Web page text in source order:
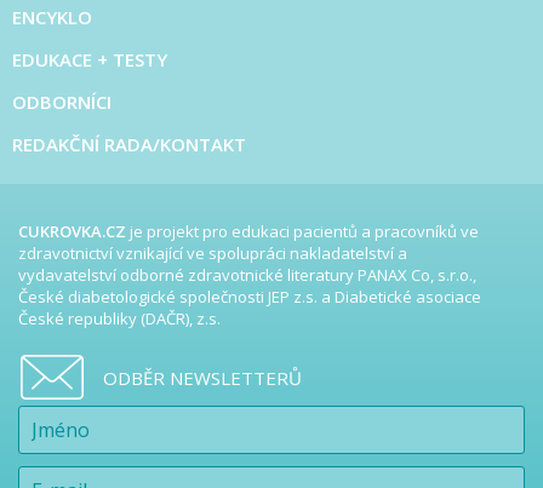
ENCYKLO
EDUKACE + TESTY
ODBORNÍCI
REDAKČNÍ RADA/KONTAKT
CUKROVKA.CZ je projekt pro edukaci pacientů a pracovníků ve
zdravotnictví vznikající ve spolupráci nakladatelství a
vydavatelství odborné zdravotnické literatury PANAX Co, s.r.o.,
České diabetologické společnosti JEP z.s. a Diabetické asociace
České republiky (DAČR), z.s.
ODBĚR NEWSLETTERŮ